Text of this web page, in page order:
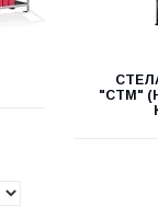
"СТМ"